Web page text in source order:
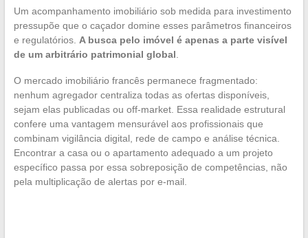
Um acompanhamento imobiliário sob medida para investimento
pressupõe que o caçador domine esses parâmetros financeiros
e regulatórios. A busca pelo imóvel é apenas a parte visível
de um arbitrário patrimonial global
O mercado imobiliário francês permanece fragmentado:
nenhum agregador centraliza todas as ofertas disponíveis,
sejam elas publicadas ou off-market. Essa realidade estrutural
confere uma vantagem mensurável aos profissionais que
combinam vigilância digital, rede de campo e análise técnica.
Encontrar a casa ou o apartamento adequado a um projeto
específico passa por essa sobreposição de competências, não
pela multiplicação de alertas por e-mail.